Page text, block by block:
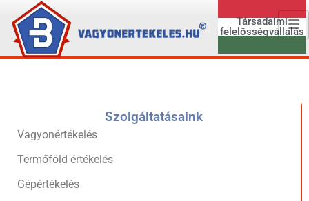
Társadalmi
felelősségvállalás
Szolgáltatásaink
Vagyonértékelés
Termőföld értékelés
Gépértékelés